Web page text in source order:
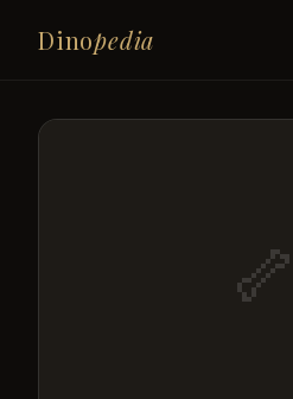
Dinopedia
🦴